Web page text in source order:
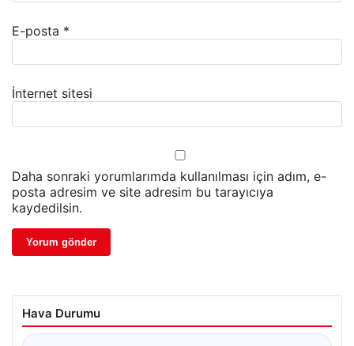
E-posta *
İnternet sitesi
Daha sonraki yorumlarımda kullanılması için adım, e-
posta adresim ve site adresim bu tarayıcıya
kaydedilsin.
Hava Durumu